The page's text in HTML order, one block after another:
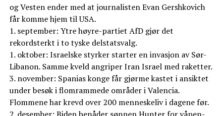
og Vesten ender med at journalisten Evan Gershkovich
får komme hjem til USA.
1. september: Ytre høyre-partiet AfD gjør det
rekordsterkt i to tyske delstatsvalg.
1. oktober: Israelske styrker starter en invasjon av Sør-
Libanon. Samme kveld angriper Iran Israel med raketter.
3. november: Spanias konge får gjørme kastet i ansiktet
under besøk i flomrammede områder i Valencia.
Flommene har krevd over 200 menneskeliv i dagene før.